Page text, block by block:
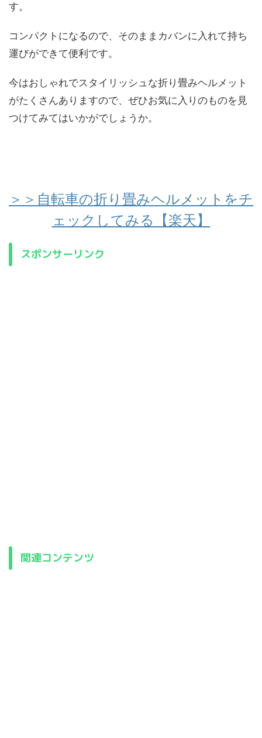
す。
コンパクトになるので、そのままカバンに入れて持ち
運びができて便利です。
今はおしゃれでスタイリッシュな折り畳みヘルメット
がたくさんありますので、ぜひお気に入りのものを見
つけてみてはいかがでしょうか。
＞＞自転車の折り畳みヘルメットをチ
ェックしてみる【楽天】
スポンサーリンク
関連コンテンツ